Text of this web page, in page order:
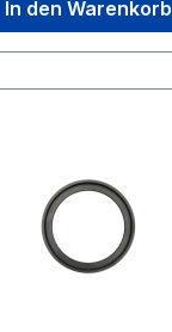
In den Warenkorb